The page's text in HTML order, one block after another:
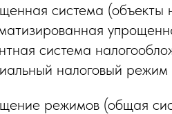
система
система
налоговый
режимов (общая